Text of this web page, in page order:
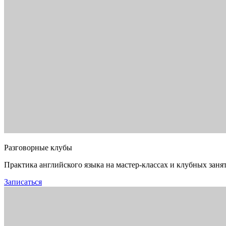
Разговорные клубы
Практика английского языка на мастер-классах и клубных
Записаться